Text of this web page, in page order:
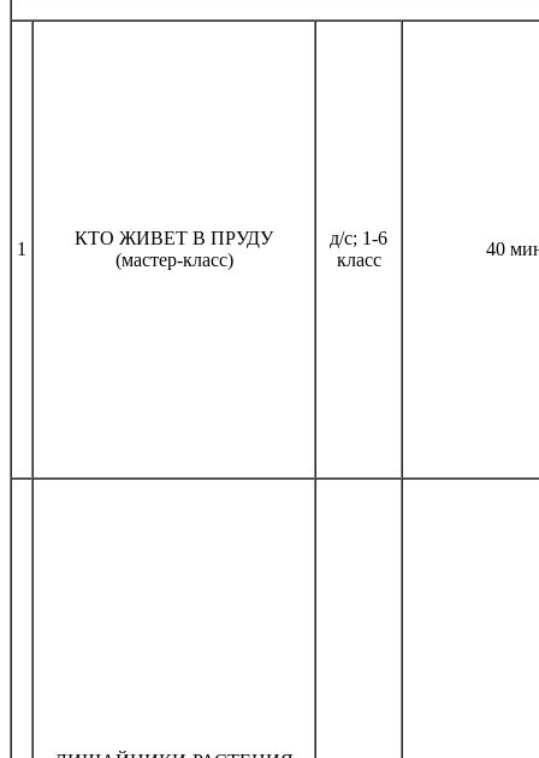
1
КТО ЖИВЕТ В ПРУДУ
(мастер-класс)
д/с; 1-6
класс
40